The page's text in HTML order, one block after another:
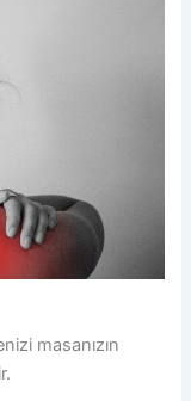
masanızın